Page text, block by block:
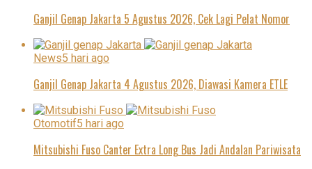
Ganjil Genap Jakarta 5 Agustus 2026, Cek Lagi Pelat Nomor
News5 hari ago
Ganjil Genap Jakarta 4 Agustus 2026, Diawasi Kamera ETLE
Otomotif5 hari ago
Mitsubishi Fuso Canter Extra Long Bus Jadi Andalan Pariwisata